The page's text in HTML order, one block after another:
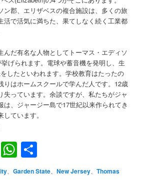
ン郡、エリザベスの複合施設は、多くの旅
活で活気に満ちた、果てしなく続く工業都
んだ有名な人物としてトーマス・エディソ
げられます。電球や蓄音機を発明し、生
したといわれます。学校教育はたったの
りはホームスクールで学んだ人です。12歳
失っています。余談ですが、私たちがジャ
は、ジャージー島で17世紀以来作られてき
ています。
X WhatsApp
有
、Garden State 、New Jersey 、Thomas